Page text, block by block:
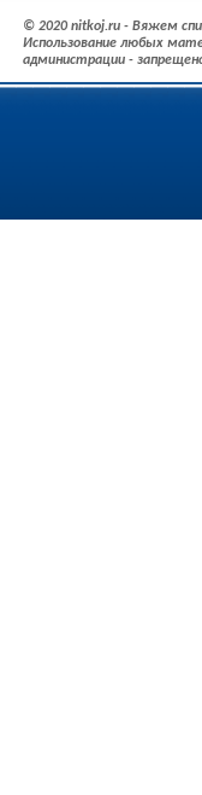
© 2020 nitkoj.ru - Вяжем
Использование любых
администрации -